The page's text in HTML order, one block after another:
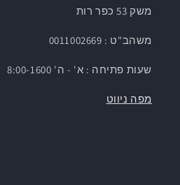
משק 53 כפר רות
משהב"ט : 0011002669
שעות פתיחה : א' - ה' 8:00-1600
מפה ניווט